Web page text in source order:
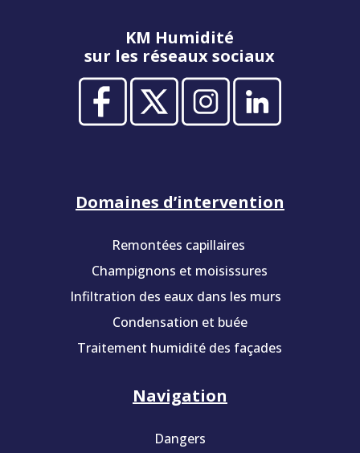
KM Humidité
sur les réseaux sociaux
Domaines d’intervention
Remontées capillaires
Champignons et moisissures
Infiltration des eaux dans les murs
Condensation et buée
Traitement humidité des façades
Navigation
Dangers